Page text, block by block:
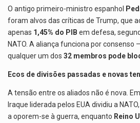
O antigo primeiro-ministro espanhol
foram alvos das críticas de Trump, que
apenas 1,45% do PIB em defesa,
NATO. A aliança funciona por consenso
qualquer um dos 32 membros pode
Ecos de divisões passadas e novas
A tensão entre os aliados não é nova.
Iraque liderada pelos EUA dividiu a
a oporem-se à guerra, enquanto Reino